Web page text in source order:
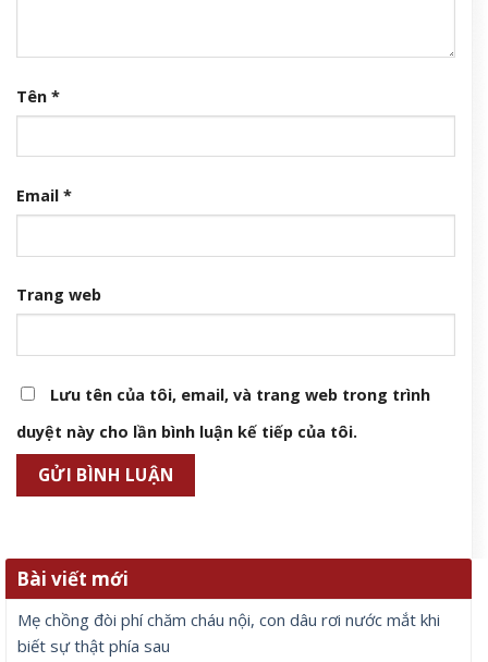
Tên *
Email *
Trang web
Lưu tên của tôi, email, và trang web trong trình
duyệt này cho lần bình luận kế tiếp của tôi.
Bài viết mới
Mẹ chồng đòi phí chăm cháu nội, con dâu rơi nước mắt khi
biết sự thật phía sau